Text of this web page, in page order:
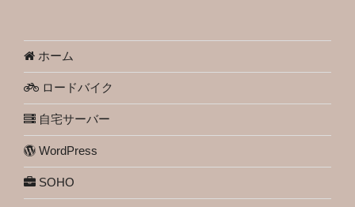
ホーム
ロードバイク
自宅サーバー
WordPress
SOHO